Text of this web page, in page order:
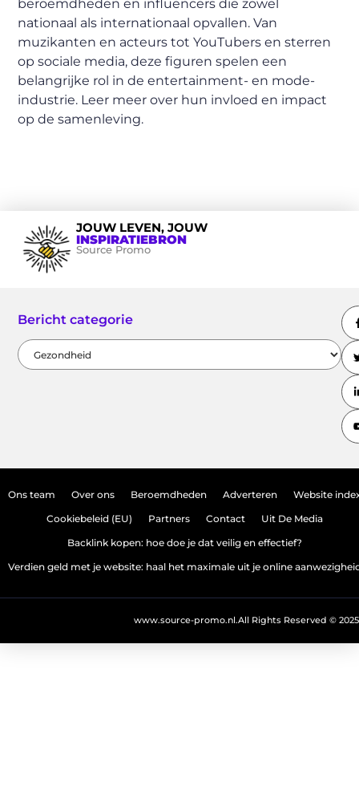
beroemdheden en influencers die zowel
nationaal als internationaal opvallen. Van
muzikanten en acteurs tot YouTubers en sterren
op sociale media, deze figuren spelen een
belangrijke rol in de entertainment- en mode-
industrie. Leer meer over hun invloed en impact
op de samenleving.
JOUW LEVEN, JOUW
INSPIRATIEBRON
Source Promo
Bericht categorie
Ons team Over ons Beroemdheden Adverteren Website
Cookiebeleid (EU) Partners Contact Uit De Media
Backlink kopen: hoe doe je dat veilig en effectief?
Verdien geld met je website: haal het maximale uit je online
All Rights Reserved © 2025
www.source-promo.nl.